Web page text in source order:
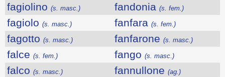
fagiolino (s. masc.) fandonia (s. fem.)
fagiolo (s. masc.) fanfara (s. fem.)
fagotto (s. masc.) fanfarone (s. masc.)
falce (s. fem.) fango (s. masc.)
falco (s. masc.) fannullone (ag.)